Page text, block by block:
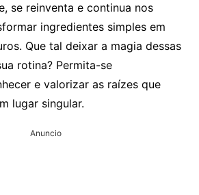
se reinventa e continua nos
ingredientes simples em
Que tal deixar a magia dessas
rotina? Permita-se
e valorizar as raízes que
lugar singular.
Anuncio